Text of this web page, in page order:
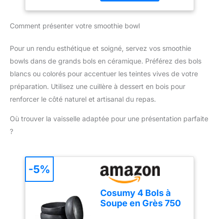
Préparez smoothies,
boissons protéinées, jus,
son volume généreux
GARANTIE ÉTENDUE DE
2 ANS : Profitez d'une
garantie 2 ans avec SAV
utilisation durable en
toute sérénité
homogène. TAILLE
smoothie pour toute la
famille - Le grand pichet
jusqu'à 5 portions à la
fois (verres de 200 ml) -
Gourde nomade incluse
PROBLEND UNIQUE:
d'une puissance
optimale RECETTES
PERSONNALISÉES :
préparez des smoothies
Comment présenter votre smoothie bowl
Pour un rendu esthétique et soigné, servez vos smoothie
bowls dans de grands bols en céramique. Préférez des bols
blancs ou colorés pour accentuer les teintes vives de votre
préparation. Utilisez une cuillère à dessert en bois pour
renforcer le côté naturel et artisanal du repas.
Où trouver la vaisselle adaptée pour une présentation parfaite
?
Cosumy 4 Bols à
Soupe en Grès 750
-5%